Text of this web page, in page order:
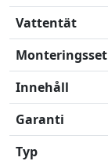
Vattentät
Monteringsset
Innehåll
Garanti
Typ